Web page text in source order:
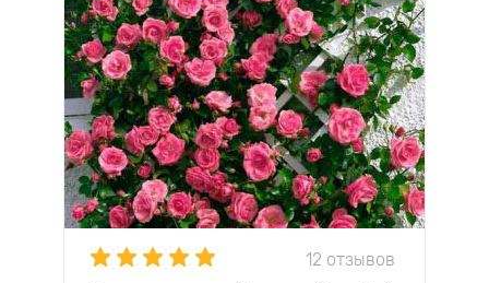
12 отзывов